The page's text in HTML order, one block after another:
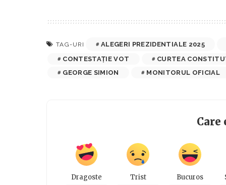
TAG-URI
ALEGERI PREZIDENTIALE 2025
CONTESTAȚIE VOT
CURTEA
GEORGE SIMION
MONITORUL OFICIAL
Care
Dragoste Trist Bucuros